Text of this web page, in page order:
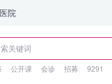
院
公开课 会诊 招募 9291